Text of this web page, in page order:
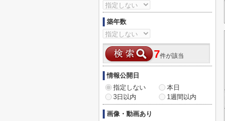
築年数
7件が該当
情報公開日
指定しない
本日
3日以内
1週間以内
画像・動画あり